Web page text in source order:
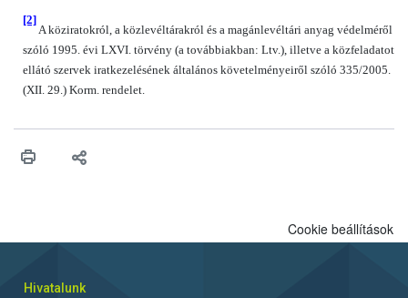
[2]
A köziratokról, a közlevéltárakról és a magánlevéltári anyag védelméről
szóló 1995. évi LXVI. törvény (a továbbiakban: Ltv.), illetve a közfeladatot
ellátó szervek iratkezelésének általános követelményeiről szóló 335/2005.
(XII. 29.) Korm. rendelet.
Cookie beállítások
Hivatalunk